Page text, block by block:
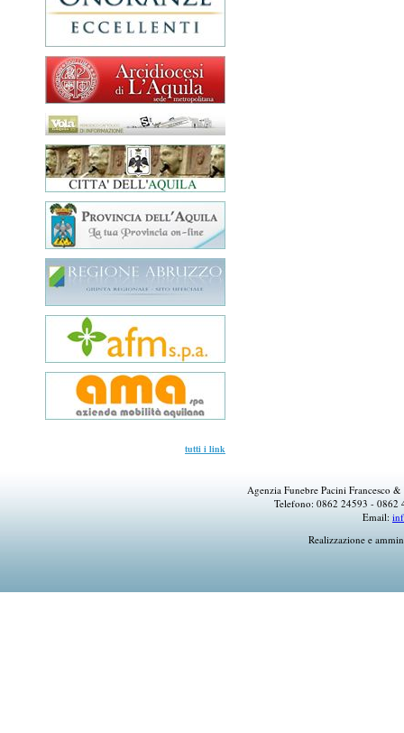
tutti i link
Agenzia Funebre Pacini Francesco
Telefono: 0862 24593 - 0862
Email:
Realizzazione e